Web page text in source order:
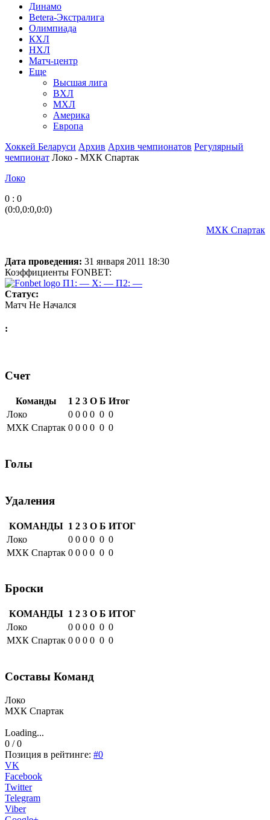
Динамо
Betera-Экстралига
Олимпиада
КХЛ
НХЛ
Матч-центр
Еще
Высшая лига
ВХЛ
МХЛ
Америка
Европа
Хоккей Беларуси Архив Архив чемпионатов Регулярный
чемпионат Локо - МХК Спартак
Локо
0 : 0
(0:0,0:0,0:0)
МХК Спартак
Дата проведения: 31 января 2011 18:30
Коэффициенты FONBET:
П1: — X: — П2: —
Статус:
Матч Не Начался
:
Счет
Команды 1 2 3 О Б Итог
Локо
0 0 0 0 0 0
МХК Спартак 0 0 0 0 0 0
Голы
Удаления
КОМАНДЫ 1 2 3 О Б ИТОГ
Локо
0 0 0 0 0 0
МХК Спартак 0 0 0 0 0 0
Броски
КОМАНДЫ 1 2 3 О Б ИТОГ
Локо
0 0 0 0 0 0
МХК Спартак 0 0 0 0 0 0
Составы Команд
Локо
МХК Спартак
Loading...
0 / 0
Позиция в рейтинге: #0
VK
Facebook
Twitter
Telegram
Viber